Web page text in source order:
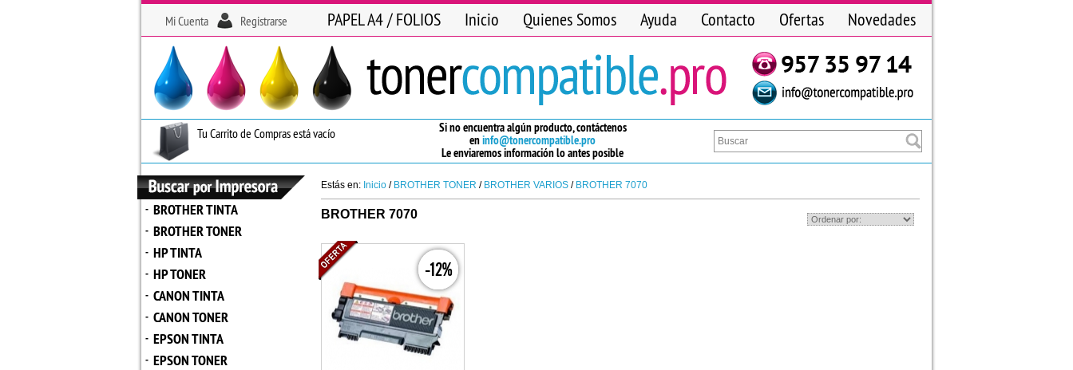
Mi Cuenta Registrarse PAPEL A4 / FOLIOS Inicio Quienes Somos Ayuda Contacto Ofertas Novedades
Si no encuentra algún producto, contáctenos
eninfo@tonercompatible.pro
Le enviaremos información lo antes posible
Tu Carrito de Compras está vacío
- BROTHER TINTA
- BROTHER TONER
- HP TINTA
- HP TONER
- CANON TINTA
- CANON TONER
- EPSON TINTA
- EPSON TONER
Estás en: Inicio / BROTHER TONER / BROTHER VARIOS / BROTHER 7070
BROTHER 7070
-12%